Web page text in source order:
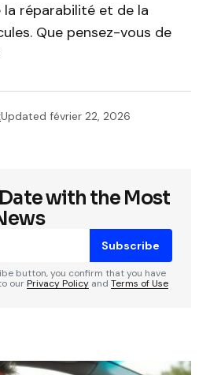
réparabilité et de la
Que pensez-vous de
Updated février 22, 2026
with the Most
Subscribe
button, you confirm that you have
ourPrivacy Policy and Terms of Use